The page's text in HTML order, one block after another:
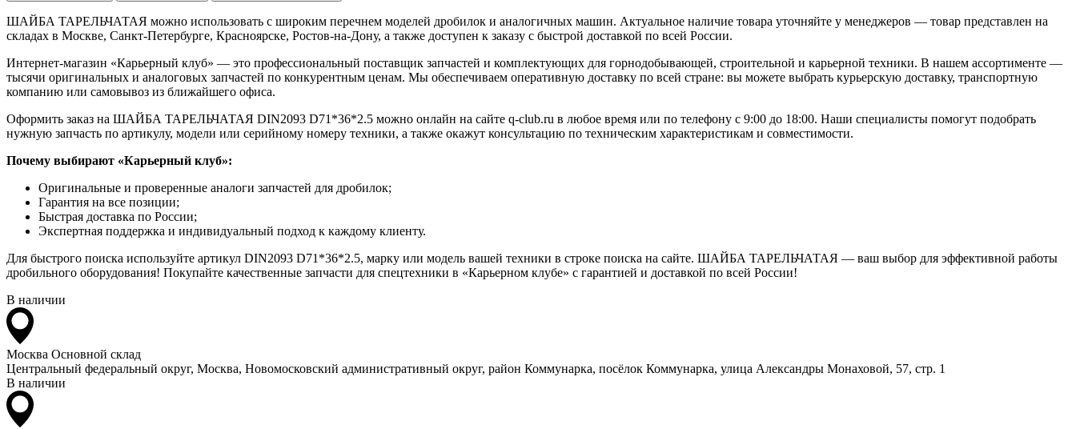
ШАЙБА ТАРЕЛЬЧАТАЯ можно использовать с широким перечнем моделей дробилок и аналогичных машин. Актуальное наличие товара уточняйте у менеджеров — товар представлен на
складах в Москве, Санкт-Петербурге, Красноярске, Ростов-на-Дону, а также доступен к заказу с быстрой доставкой по всей России.
Интернет-магазин «Карьерный клуб» — это профессиональный поставщик запчастей и комплектующих для горнодобывающей, строительной и карьерной техники. В нашем ассортименте —
тысячи оригинальных и аналоговых запчастей по конкурентным ценам. Мы обеспечиваем оперативную доставку по всей стране: вы можете выбрать курьерскую доставку, транспортную
компанию или самовывоз из ближайшего офиса.
Оформить заказ на ШАЙБА ТАРЕЛЬЧАТАЯ DIN2093 D71*36*2.5 можно онлайн на сайте q-club.ru в любое время или по телефону с 9:00 до 18:00. Наши специалисты помогут подобрать
нужную запчасть по артикулу, модели или серийному номеру техники, а также окажут консультацию по техническим характеристикам и совместимости.
Почему выбирают «Карьерный клуб»:
Оригинальные и проверенные аналоги запчастей для дробилок;
Гарантия на все позиции;
Быстрая доставка по России;
Экспертная поддержка и индивидуальный подход к каждому клиенту.
Для быстрого поиска используйте артикул DIN2093 D71*36*2.5, марку или модель вашей техники в строке поиска на сайте. ШАЙБА ТАРЕЛЬЧАТАЯ — ваш выбор для эффективной работы
дробильного оборудования! Покупайте качественные запчасти для спецтехники в «Карьерном клубе» с гарантией и доставкой по всей России!
В наличии
Москва Основной склад
Центральный федеральный округ, Москва, Новомосковский административный округ, район Коммунарка, посёлок Коммунарка, улица Александры Монаховой, 57, стр. 1
В наличии